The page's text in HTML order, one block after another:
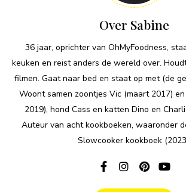
Over Sabine
36 jaar, oprichter van OhMyFoodness,
keuken en reist anders de wereld over.
filmen. Gaat naar bed en staat op met (de
Woont samen zoontjes Vic (maart 2017)
2019), hond Cass en katten Dino en
Auteur van acht kookboeken, waaronder
Slowcooker kookboek